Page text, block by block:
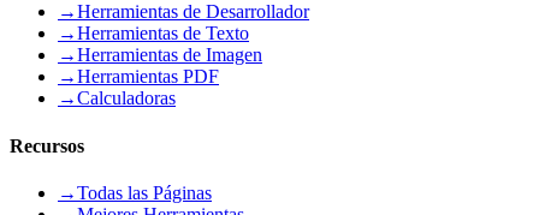
→Herramientas de Desarrollador
→Herramientas de Texto
→Herramientas de Imagen
→Herramientas PDF
→Calculadoras
Recursos
→Todas las Páginas